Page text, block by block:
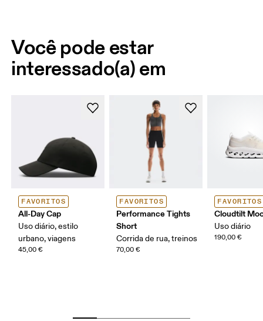
Você pode estar
interessado(a) em
FAVORITOS
All-Day Cap
Uso diário, estilo
urbano, viagens
45,00 €
FAVORITOS
Performance Tights
Short
Corrida de rua, treinos
70,00 €
FAVORITOS
Cloudtilt
Uso diário
190,00 €